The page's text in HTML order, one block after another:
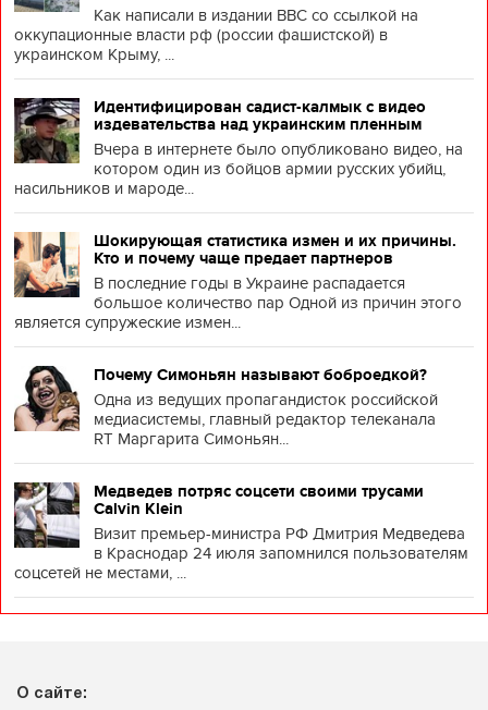
Как написали в издании BBC со ссылкой на
оккупационные власти рф (россии фашистской) в
украинском Крыму, ...
Идентифицирован садист-калмык с видео
издевательства над украинским пленным
Вчера в интернете было опубликовано видео, на
котором один из бойцов армии русских убийц,
насильников и мароде...
Шокирующая статистика измен и их причины.
Кто и почему чаще предает партнеров
В последние годы в Украине распадается
большое количество пар Одной из причин этого
является супружеские измен...
Почему Симоньян называют боброедкой?
Одна из ведущих пропагандисток российской
медиасистемы, главный редактор телеканала
RT Маргарита Симоньян...
Медведев потряс соцсети своими трусами
Calvin Klein
Визит премьер-министра РФ Дмитрия Медведева
в Краснодар 24 июля запомнился пользователям
соцсетей не местами, ...
О сайте: